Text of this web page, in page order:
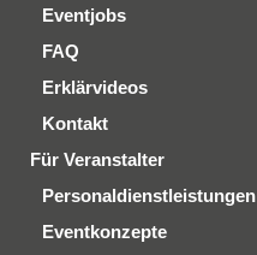
Eventjobs
FAQ
Erklärvideos
Kontakt
Für Veranstalter
Personaldienstleistungen
Eventkonzepte